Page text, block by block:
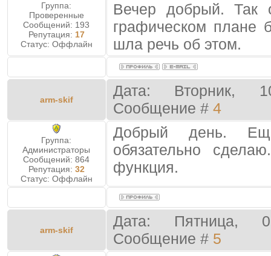
Группа:
Проверенные
Сообщений: 193
Репутация: 17
Статус: Оффлайн
Вечер добрый. Так
графическом плане
шла речь об этом.
arm-skif
Дата: Вторник,
Сообщение # 4
Группа:
Администраторы
Сообщений:864
Репутация: 32
Статус: Оффлайн
Добрый день.
обязательно
функция.
arm-skif
Дата: Пятница,
Сообщение # 5